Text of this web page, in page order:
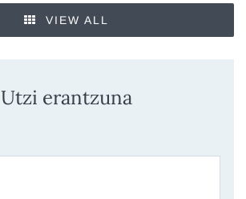
VIEW ALL
Utzi erantzuna